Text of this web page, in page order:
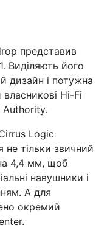
представив
Виділяють його
дизайн і потужна
власникові Hi-Fi
Logic
не тільки звичний
4,4 мм, щоб
навушники і
А для
окремий